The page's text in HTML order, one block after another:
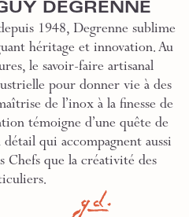
DEGRENNE
1948, Degrenne sublime
héritage et innovation. Au
le savoir-faire artisanal
pour donner vie à des
de l’inox à la finesse de
témoigne d’une quête de
qui accompagnent aussi
Chefs que la créativité des